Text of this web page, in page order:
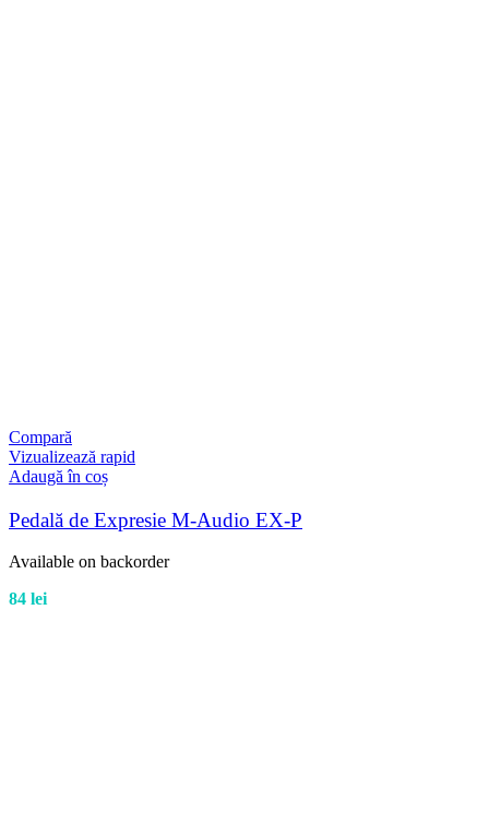
Compară
Vizualizează rapid
Adaugă în coș
Pedală de Expresie M-Audio EX-P
Available on backorder
84 lei